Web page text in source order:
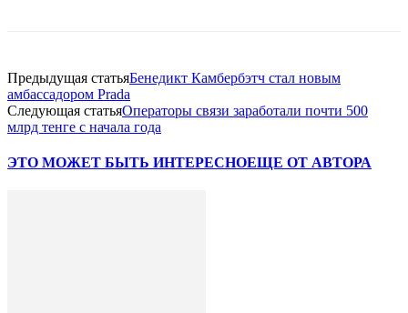
Предыдущая статьяБенедикт Камбербэтч стал новым
амбассадором Prada
Следующая статьяОператоры связи заработали почти 500
млрд тенге с начала года
ЭТО МОЖЕТ БЫТЬ ИНТЕРЕСНОЕЩЕ ОТ АВТОРА